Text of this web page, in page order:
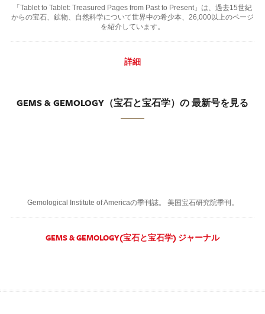
「Tablet to Tablet: Treasured Pages from Past to Present」は、過去15世紀
からの宝石、鉱物、自然科学について世界中の希少本、26,000以上のページ
を紹介しています。
詳細
GEMS & GEMOLOGY（宝石と宝石学）の 最新号を見る
Gemological Institute of Americaの季刊誌。 美国宝石研究院季刊。
GEMS & GEMOLOGY(宝石と宝石学) ジャーナル